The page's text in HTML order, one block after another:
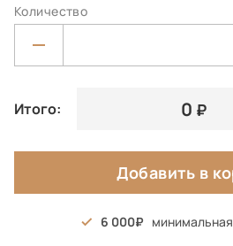
Количество
Итого: 0
Добавить в
6 000